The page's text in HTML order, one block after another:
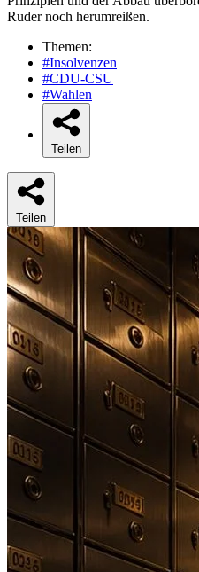
Ruder noch herumreißen.
Themen:
#Insolvenzen
#CDU-CSU
#Wahlen
Teilen
Teilen